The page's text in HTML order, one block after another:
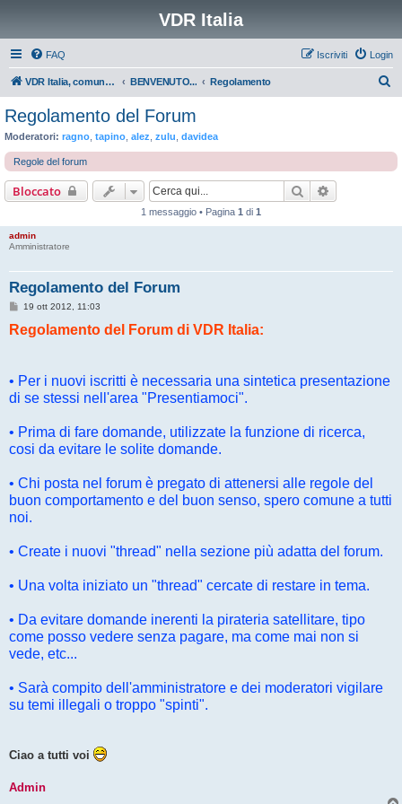
VDR Italia
FAQ Login
Iscriviti
VDR Italia, comunità italiana utilizzatori VDR BENVENUTO... Regolamento
a
Regolamento del Forum
Moderatori: ragno tapino alez zulu davidea
Regole del forum
Bloccato Cerca
1 messaggio • Pagina 1 di 1
admin
Amministratore
Regolamento del Forum
M
s
s
i
o
19 ott 2012, 11:03
Regolamento del Forum di VDR Italia:
• Per i nuovi iscritti è necessaria una sintetica presentazione
di se stessi nell'area "Presentiamoci".
• Prima di fare domande, utilizzate la funzione di ricerca,
cosi da evitare le solite domande.
• Chi posta nel forum è pregato di attenersi alle regole del
buon comportamento e del buon senso, spero comune a tutti
noi.
• Create i nuovi "thread" nella sezione più adatta del forum.
• Una volta iniziato un "thread" cercate di restare in tema.
• Da evitare domande inerenti la pirateria satellitare, tipo
come posso vedere senza pagare, ma come mai non si
vede, etc...
• Sarà compito dell'amministratore e dei moderatori vigilare
su temi illegali o troppo "spinti".
Ciao a tutti voi
Admin